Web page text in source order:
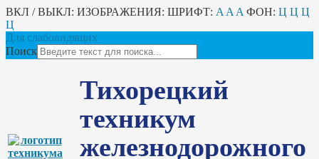
ВКЛ / ВЫКЛ: ИЗОБРАЖЕНИЯ: ШРИФТ: A A A ФОН: Ц Ц Ц
Ц
Для слабовидящих
Поиск
Тихорецкий
техникум
железнодорожного